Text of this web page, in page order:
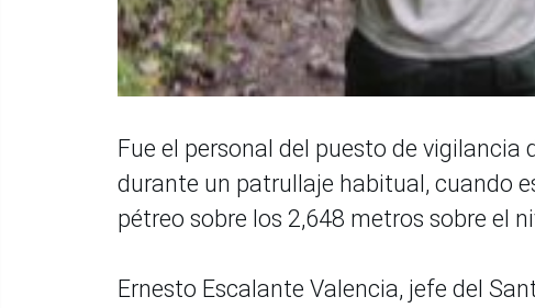
Fue el personal del puesto de vigilancia
durante un patrullaje habitual, cuando
pétreo sobre los 2,648 metros sobre el
Ernesto Escalante Valencia, jefe del